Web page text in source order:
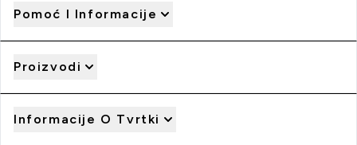
Pomoć I Informacije
Proizvodi
Informacije O Tvrtki